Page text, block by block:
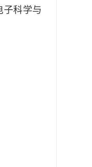
子科学与